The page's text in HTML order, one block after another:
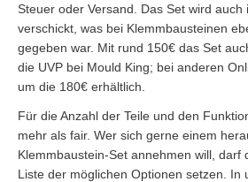
Steuer oder Versand. Das Set wird auch
verschickt, was bei Klemmbausteinen
gegeben war. Mit rund 150€ das Set
die UVP bei Mould King; bei anderen
um die 180€ erhältlich.
Für die Anzahl der Teile und den
mehr als fair. Wer sich gerne einem
Klemmbaustein-Set annehmen will, darf
Liste der möglichen Optionen setzen. In